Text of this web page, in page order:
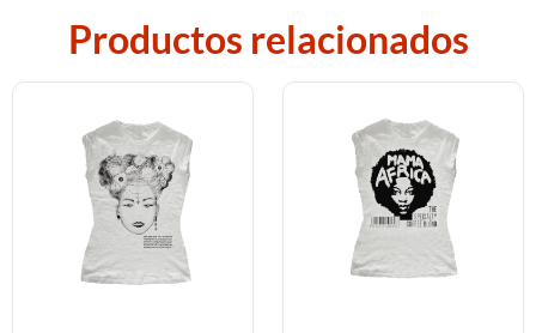
Productos relacionados